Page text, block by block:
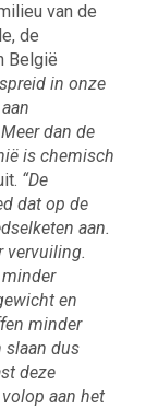
van de
de
België
in onze
dan de
is chemisch
“De
dat op de
aan.
vervuiling.
minder
en
minder
slaan dus
deze
aan het